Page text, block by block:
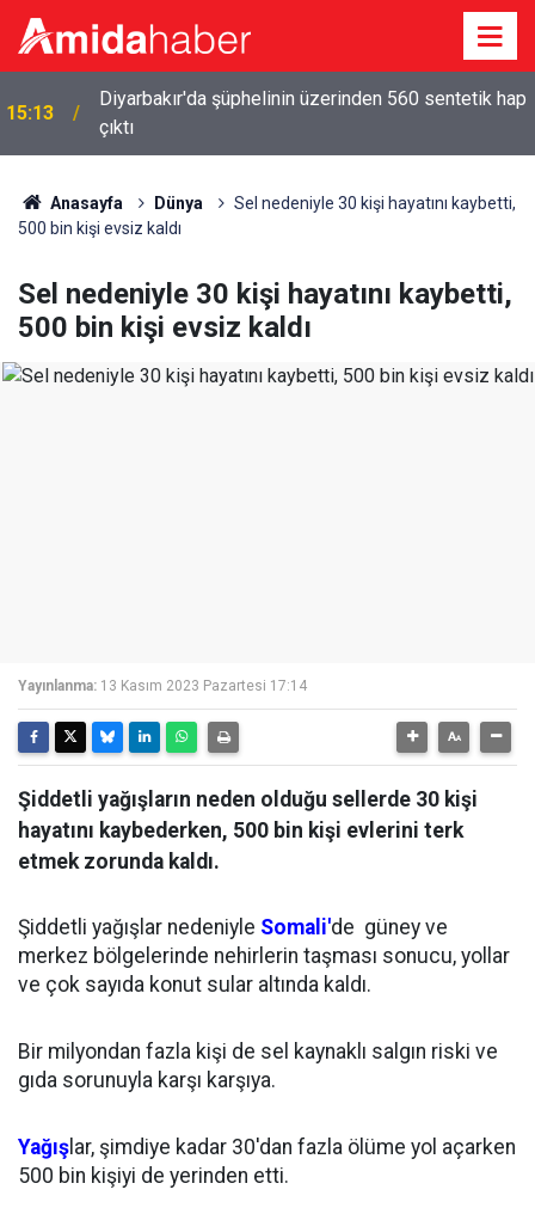
15:13
Diyarbakır'da şüphelinin üzerinden 560 sentetik hap
çıktı
Anasayfa Dünya
Sel nedeniyle 30 kişi hayatını kaybetti,
500 bin kişi evsiz kaldı
Sel nedeniyle 30 kişi hayatını kaybetti,
500 bin kişi evsiz kaldı
Yayınlanma: 13 Kasım 2023 Pazartesi 17:14
Şiddetli yağışların neden olduğu sellerde 30 kişi
hayatını kaybederken, 500 bin kişi evlerini terk
etmek zorunda kaldı.
Şiddetli yağışlar nedeniyle Somali'de güney ve
merkez bölgelerinde nehirlerin taşması sonucu, yollar
ve çok sayıda konut sular altında kaldı.
Bir milyondan fazla kişi de sel kaynaklı salgın riski ve
gıda sorunuyla karşı karşıya.
Yağış lar, şimdiye kadar 30'dan fazla ölüme yol açarken
500 bin kişiyi de yerinden etti.